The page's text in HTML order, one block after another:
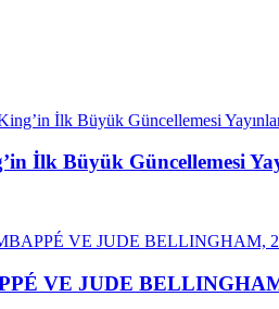
İlk Büyük Güncellemesi
VE JUDE